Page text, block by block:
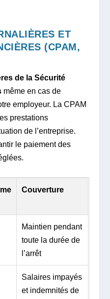
ET
(CPAM,
de la Sécurité
même en cas de
employeur. La CPAM
prestations
de l’entreprise.
le paiement des
Couverture
Maintien pendant
toute la durée de
l’arrêt
Salaires impayés
et indemnités de